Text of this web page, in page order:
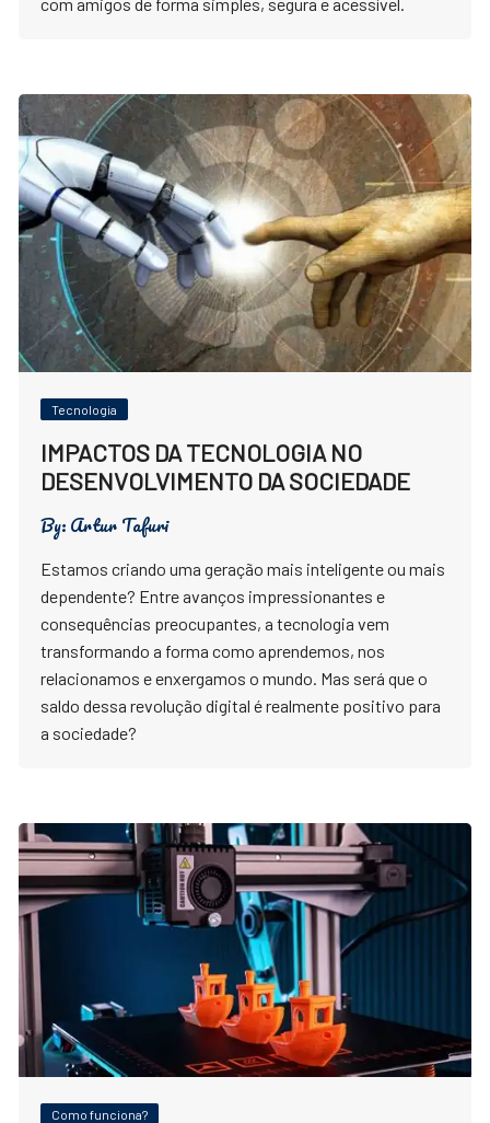
Tecnologia
IMPACTOS DA TECNOLOGIA NO
DESENVOLVIMENTO DA SOCIEDADE
By:Artur Tafuri
Estamos criando uma geração mais inteligente ou mais
dependente? Entre avanços impressionantes e
consequências preocupantes, a tecnologia vem
transformando a forma como aprendemos, nos
relacionamos e enxergamos o mundo. Mas será que o
saldo dessa revolução digital é realmente positivo para
a sociedade?
Como funciona?